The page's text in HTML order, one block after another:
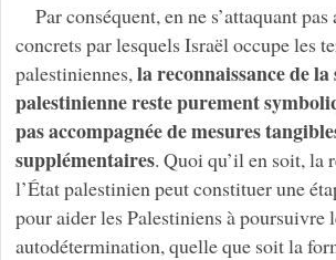
Par conséquent, en ne s’attaquant pas
concrets par lesquels Israël occupe les
palestiniennes, la reconnaissance de
palestinienne reste purement
pas accompagnée de mesures
supplémentaires. Quoi qu’il en soit, la
l’État palestinien peut constituer une
pour aider les Palestiniens à poursuivre
autodétermination, quelle que soit la